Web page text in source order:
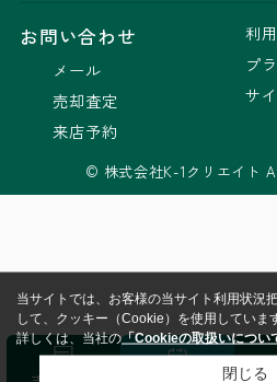
お問い合わせ
メール
売却査定
来店予約
利
プ
サ
© 株式会社K-1クリエイト
当サイトでは、お客様の当サイト利用状況
して、クッキー（Cookie）を使用していま
詳しくは、当社の「Cookieの取扱いについ
閉じる